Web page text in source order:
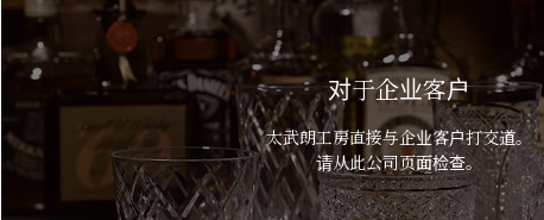
对于企业客户
太武朗工房直接与企业客户打交道。
请从此公司页面检查。